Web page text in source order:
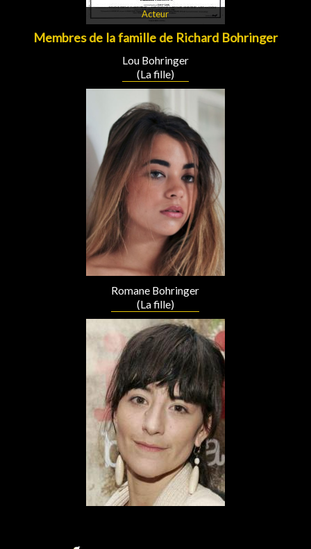
Acteur
Membres de la famille de Richard Bohringer
Lou Bohringer
(La fille)
Romane Bohringer
(La fille)